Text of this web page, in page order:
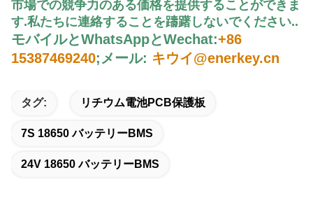
市場での競争力のある価格を提供することができま
す.私たちに連絡することを躊躇しないでください..
モバイルとWhatsAppとWechat:+86
15387469240; メール: キウイ@enerkey.cn
タグ: リチウム電池PCB保護板
7S 18650 バッテリーBMS
24V 18650 バッテリーBMS